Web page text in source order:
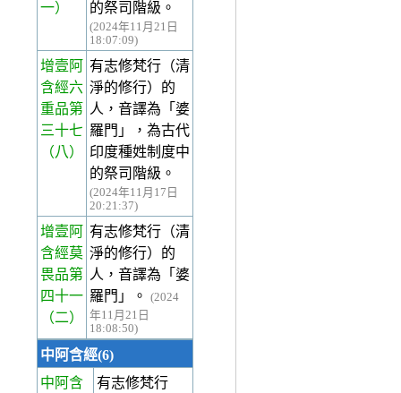
一） 的祭司階級。
(2024年11月21日
18:07:09)
增壹阿
含經六
重品第
三十七
（八）
有志修梵行（清
淨的修行）的
人，音譯為「婆
羅門」，為古代
印度種姓制度中
的祭司階級。
(2024年11月17日
20:21:37)
增壹阿
含經莫
畏品第
四十一
（二）
有志修梵行（清
淨的修行）的
人，音譯為「婆
羅門」。
(2024
年11月21日
18:08:50)
中阿含經(6)
中阿含
有志修梵行